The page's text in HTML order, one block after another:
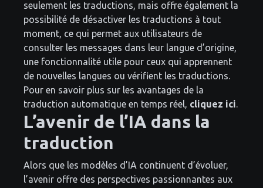
seulement les traductions, mais offre également la
possibilité de désactiver les traductions à tout
moment, ce qui permet aux utilisateurs de
consulter les messages dans leur langue d’origine,
une fonctionnalité utile pour ceux qui apprennent
de nouvelles langues ou vérifient les traductions.
Pour en savoir plus sur les avantages de la
traduction automatique en temps réel, cliquez ici
L’avenir de l’IA dans la
traduction
Alors que les modèles d’IA continuent d’évoluer,
l’avenir offre des perspectives passionnantes aux